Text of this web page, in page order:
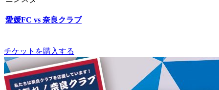
愛媛FC vs 奈良クラブ
チケットを購入する